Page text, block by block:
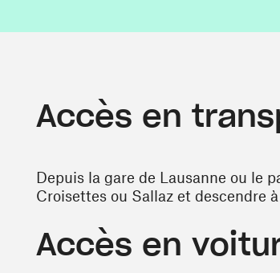
Accès en
Depuis la gare de Lausanne ou le
Croisettes ou Sallaz et descendre
Accès en